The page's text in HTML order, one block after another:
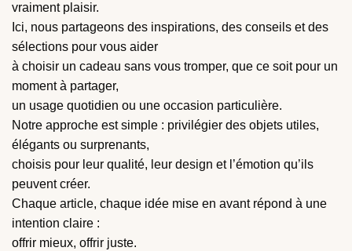
vraiment plaisir.
Ici, nous partageons des inspirations, des conseils et des
sélections pour vous aider
à choisir un cadeau sans vous tromper, que ce soit pour un
moment à partager,
un usage quotidien ou une occasion particulière.
Notre approche est simple : privilégier des objets utiles,
élégants ou surprenants,
choisis pour leur qualité, leur design et l’émotion qu’ils
peuvent créer.
Chaque article, chaque idée mise en avant répond à une
intention claire :
offrir mieux, offrir juste.